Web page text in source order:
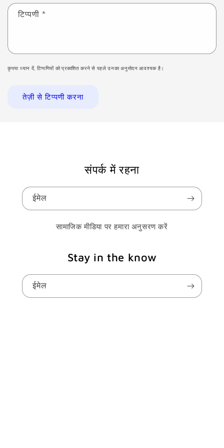
टिप्पणी *
कृपया ध्यान दें, टिप्पणियों को प्रकाशित करने से पहले उनका अनुमोदन आवश्यक है।
संपर्क में रहना
ईमेल
सामाजिक मीडिया पर हमारा अनुसरण करें
Stay in the know
ईमेल